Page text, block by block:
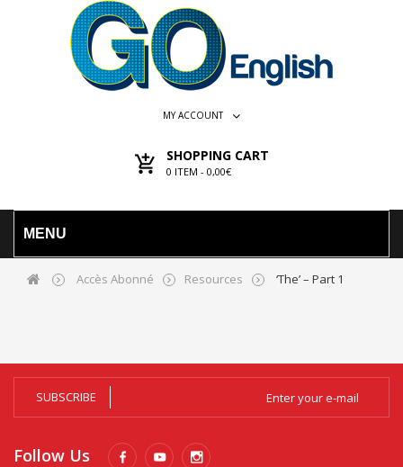
MY ACCOUNT
SHOPPING CART
0 ITEM - 0,00€
MENU
Accès Abonné Resources ‘The’ – Part 1
SUBSCRIBE
Follow Us